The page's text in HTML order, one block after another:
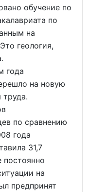
обучение по
по
на
геология,
года
на новую
по сравнению
года
31,7
постоянно
на
предпринят